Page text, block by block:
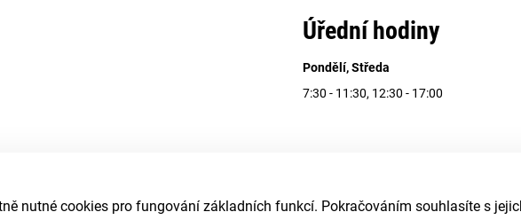
nutné cookies pro fungování základních funkcí. Pokračováním souhlasíte s
Úřední hodiny
Pondělí, Středa
7:30 - 11:30, 12:30 - 17:00